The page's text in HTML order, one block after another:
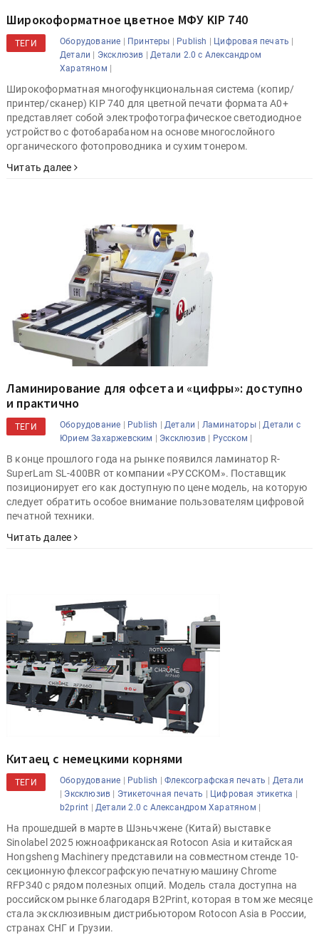
Широкоформатное цветное МФУ KIP 740
ТЕГИ Оборудование | Принтеры | Publish | Цифровая печать |
Детали | Эксклюзив | Детали 2.0 с Александром
Харатяном |
Широкоформатная многофункциональная система (копир/
принтер/сканер) KIP 740 для цветной печати формата А0+
представляет собой электрофотографическое светодиодное
устройство с фотобарабаном на основе многослойного
органического фотопроводника и сухим тонером.
Читать далее
Ламинирование для офсета и «цифры»: доступно
и практично
ТЕГИ Оборудование | Publish |Детали | Ламинаторы|Детали с
Юрием Захаржевским | Эксклюзив | Русском |
В конце прошлого года на рынке появился ламинатор R-
SuperLam SL-400BR от компании «РУССКОМ». Поставщик
позиционирует его как доступную по цене модель, на которую
следует обратить особое внимание пользователям цифровой
печатной техники.
Читать далее
Китаец с немецкими корнями
ТЕГИ Оборудование | Publish |Флексографская печать | Детали
| Эксклюзив | Этикеточная печать | Цифровая этикетка |
b2print |Детали 2.0 с Александром Харатяном |
На прошедшей в марте в Шэньчжене (Китай) выставке
Sinolabel 2025 южноафриканская Rotocon Asia и китайская
Hongsheng Machinery представили на совместном стенде 10-
секционную флексографскую печатную машину Chrome
RFP340 с рядом полезных опций. Модель стала доступна на
российском рынке благодаря B2Print, которая в том же месяце
стала эксклюзивным дистрибьютором Rotocon Asia в России,
странах СНГ и Грузии.